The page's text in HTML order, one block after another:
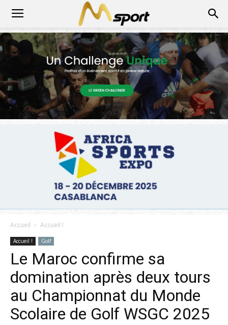
Accueil Accueil !
Accueil ! Golf
Le Maroc confirme sa
domination après deux tours
au Championnat du Monde
Scolaire de Golf WSGC 2025